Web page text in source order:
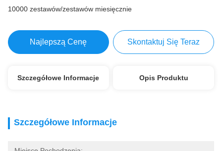
10000 zestawów/zestawów miesięcznie
Najlepszą Cenę Skontaktuj Się Teraz
Szczegółowe Informacje Opis Produktu
Szczegółowe Informacje